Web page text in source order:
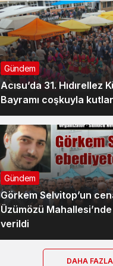
Gündem
Acısu’da 31. Hıdırellez
Bayramı coşkuyla
Gündem
Görkem Selvitop’un
Üzümözü
verildi
DAHA FAZLA